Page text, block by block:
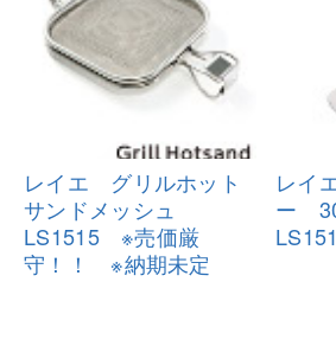
レイエ グリルホット
サンドメッシュ
LS1515 ※売価厳
守！！ ※納期未定
レイ
ー